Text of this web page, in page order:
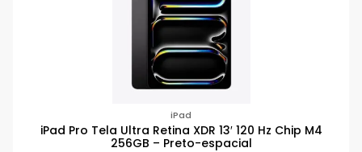
iPad
iPad Pro Tela Ultra Retina XDR 13′ 120 Hz Chip M4
256GB – Preto-espacial